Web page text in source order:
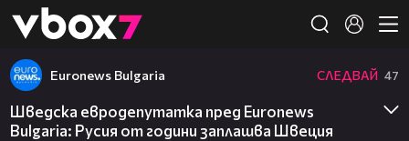
👾
Euronews Bulgaria СЛЕДВАЙ 47
Шведска евродепутатка пред Euronews
Bulgaria: Русия от години заплашва Швеция